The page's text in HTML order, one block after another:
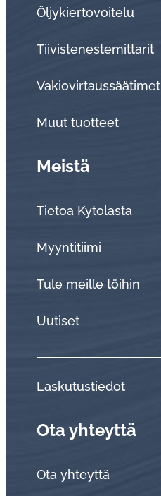
Öljykiertovoitelu
Tiivistenestemittarit
Vakiovirtaussäätimet
Muut tuotteet
Meistä
Tietoa Kytolasta
Myyntitiimi
Tule meille töihin
Uutiset
Laskutustiedot
Ota yhteyttä
Ota yhteyttä